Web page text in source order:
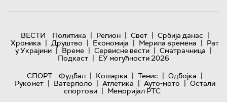
ВЕСТИ Политика | Регион | Свет | Србија данас |
Хроника | Друштво | Економија | Мерила времена | Рат
у Украјини | Време | Сервисне вести | Сматрачница |
Подкаст | ЕУ могућности 2026
СПОРТ
Фудбал | Кошарка | Тенис | Одбојка |
Рукомет | Ватерполо | Атлетика | Ауто-мото | Остали
спортови | Меморијал РТС